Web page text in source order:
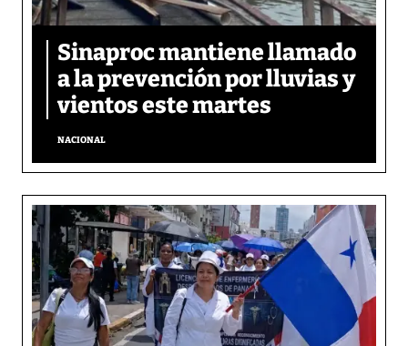
Sinaproc mantiene llamado
a la prevención por lluvias y
vientos este martes
NACIONAL